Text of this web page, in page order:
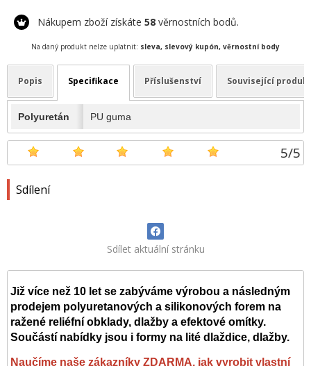
Nákupem zboží získáte 58 věrnostních bodů.
Na daný produkt nelze uplatnit: sleva, slevový kupón, věrnostní body
Popis Specifikace Příslušenství Související
Polyuretán PU guma
5/5
Sdílení
Sdílet aktuální stránku
Již více než 10 let se zabýváme výrobou a následným
prodejem polyuretanových a silikonových forem na
ražené reliéfní obklady, dlažby a efektové omítky.
Součástí nabídky jsou i formy na lité dlaždice, dlažby.
Naučíme naše zákazníky ZDARMA, jak vyrobit vlastní